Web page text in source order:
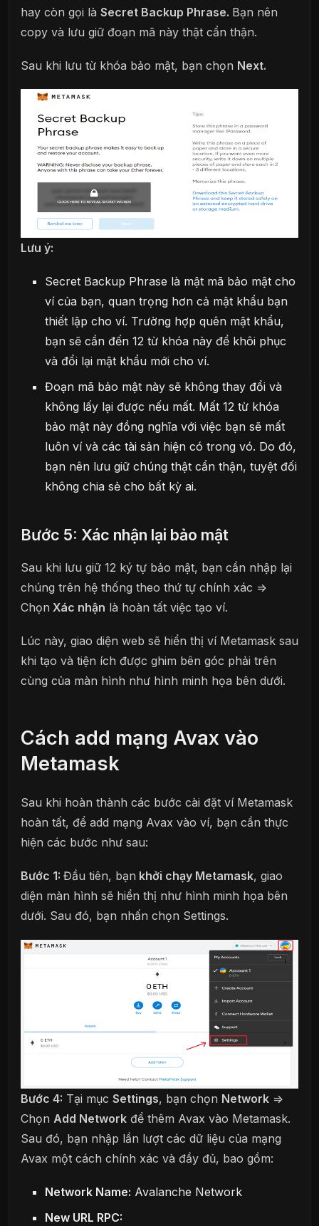
hay còn gọi là Secret Backup Phrase. Bạn nên
copy và lưu giữ đoạn mã này thật cẩn thận.
Sau khi lưu từ khóa bảo mật, bạn chọn Next.
Lưu ý:
Secret Backup Phrase là mật mã bảo mật cho
ví của bạn, quan trọng hơn cả mật khẩu bạn
thiết lập cho ví. Trường hợp quên mật khẩu,
bạn sẽ cần đến 12 từ khóa này để khôi phục
và đổi lại mật khẩu mới cho ví.
Đoạn mã bảo mật này sẽ không thay đổi và
không lấy lại được nếu mất. Mất 12 từ khóa
bảo mật này đồng nghĩa với việc bạn sẽ mất
luôn ví và các tài sản hiện có trong vó. Do đó,
bạn nên lưu giữ chúng thật cẩn thận, tuyệt đối
không chia sẻ cho bất kỳ ai.
Bước 5: Xác nhận lại bảo mật
Sau khi lưu giữ 12 ký tự bảo mật, bạn cần nhập lại
chúng trên hệ thống theo thứ tự chính xác =>
Chọn Xác nhận là hoàn tất việc tạo ví.
Lúc này, giao diện web sẽ hiển thị ví Metamask sau
khi tạo và tiện ích được ghim bên góc phải trên
cùng của màn hình như hình minh họa bên dưới.
Cách add mạng Avax vào
Metamask
Sau khi hoàn thành các bước cài đặt ví Metamask
hoàn tất, để add mạng Avax vào ví, bạn cần thực
hiện các bước như sau:
Bước 1: Đầu tiên, bạn khởi chạy Metamask, giao
diện màn hình sẽ hiển thị như hình minh họa bên
dưới. Sau đó, bạn nhấn chọn Settings.
Bước 4: Tại mục Settings, bạn chọn Network =>
Chọn Add Network để thêm Avax vào Metamask.
Sau đó, bạn nhập lần lượt các dữ liệu của mạng
Avax một cách chính xác và đầy đủ, bao gồm:
Network Name: Avalanche Network
New URL RPC: